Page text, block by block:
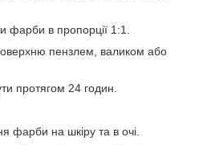
фарби в пропорції 1:1.
пензлем, валиком або
протягом 24 годин.
фарби на шкіру та в очі.